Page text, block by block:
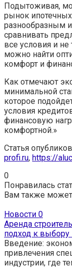
Подытоживая,
рынок ипотечных
разнообразным
сравнивать
все условия и
можно найти
комфорт и
Как отмечают
минимальной
которое
условия
финансовую
комфортной.»
Статья
profi.ru, https://
0
Понравилась
Вам также
Новости 0
Аренда
подход к выбору
Введение:
привлечения
индустрии, где